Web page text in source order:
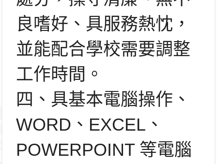
良嗜好、具服務熱忱，
並能配合學校需要調整
工作時間。
四、具基本電腦操作、
WORD、 EXCEL、
POWERPOINT 等電腦